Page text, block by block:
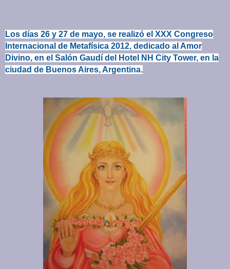
Los días 26 y 27 de mayo, se realizó el XXX Congreso
Internacional de Metafísica 2012, dedicado al Amor
Divino, en el Salón Gaudí del Hotel NH City Tower, en la
ciudad de Buenos Aires, Argentina.